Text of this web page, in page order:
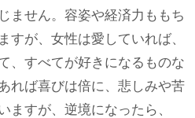
ません。容姿や経済力ももち
すが、女性は愛していれば、
、すべてが好きになるものな
れば喜びは倍に、悲しみや苦
ますが、逆境になったら、